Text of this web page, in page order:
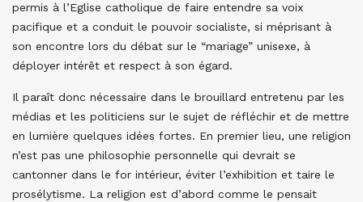
permis à l’Eglise catholique de faire entendre sa voix
pacifique et a conduit le pouvoir socialiste, si méprisant à
son encontre lors du débat sur le “mariage” unisexe, à
déployer intérêt et respect à son égard.
Il paraît donc nécessaire dans le brouillard entretenu par les
médias et les politiciens sur le sujet de réfléchir et de mettre
en lumière quelques idées fortes. En premier lieu, une religion
n’est pas une philosophie personnelle qui devrait se
cantonner dans le for intérieur, éviter l’exhibition et taire le
prosélytisme. La religion est d’abord comme le pensait